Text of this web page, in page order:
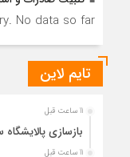
No data so far.
تایم لاین
11 ساعت قبل
بازسازی
11 ساعت قبل